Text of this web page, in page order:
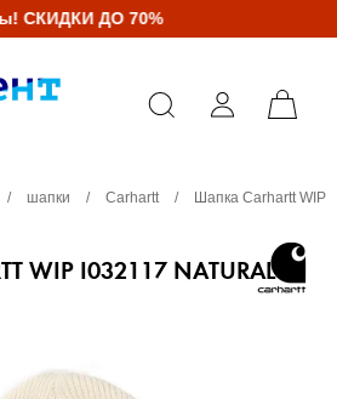
СКИДКИ ДО 70%
/ шапки / Carhartt /
Шапка Carhartt WIP
WIP I032117 NATURAL